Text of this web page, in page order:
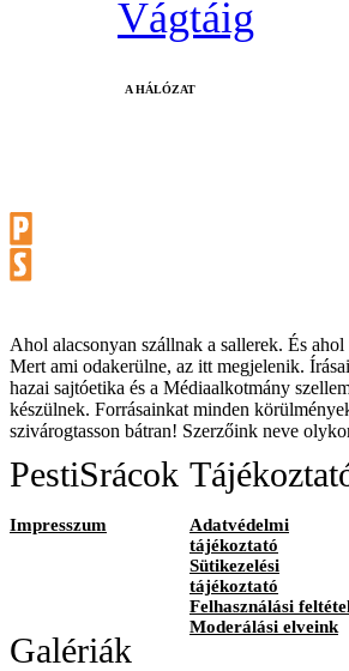
Vágtáig
A HÁLÓZAT
Ahol alacsonyan szállnak a sallerek. És
Mert ami odakerülne, az itt megjelenik.
hazai sajtóetika és a Médiaalkotmány
készülnek. Forrásainkat minden
szivárogtasson bátran! Szerzőink neve
PestiSrácok
Impresszum
Adatvédelmi
tájékoztató
Sütikezelési
tájékoztató
Felhasználási
Moderálási elveink
Galériák